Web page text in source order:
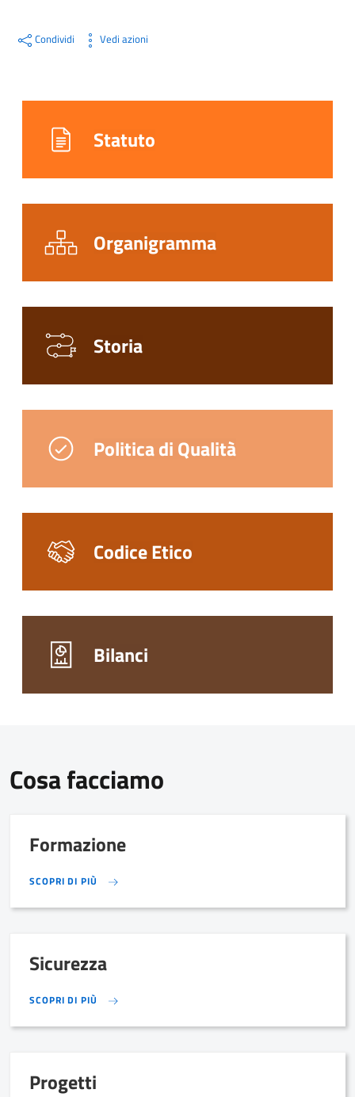
Condividi Vedi azioni
Statuto
Organigramma
Storia
Politica di Qualità
Codice Etico
Bilanci
Cosa facciamo
Formazione
SCOPRI DI PIÙ SCOPRI DI PIÙ
Sicurezza
SCOPRI DI PIÙ SCOPRI DI PIÙ
Progetti